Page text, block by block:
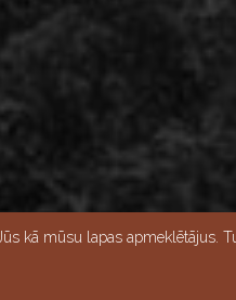
Skatīt lielāku karti
kā mūsu lapas apmeklētājus.